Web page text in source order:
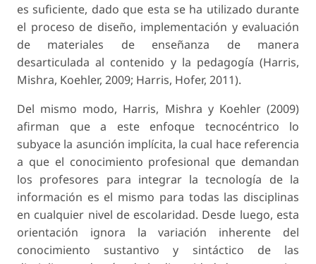
es suficiente, dado que esta se ha utilizado durante
el proceso de diseño, implementación y evaluación
de materiales de enseñanza de manera
desarticulada al contenido y la pedagogía (Harris,
Mishra, Koehler, 2009; Harris, Hofer, 2011).
Del mismo modo, Harris, Mishra y Koehler (2009)
afirman que a este enfoque tecnocéntrico lo
subyace la asunción implícita, la cual hace referencia
a que el conocimiento profesional que demandan
los profesores para integrar la tecnología de la
información es el mismo para todas las disciplinas
en cualquier nivel de escolaridad. Desde luego, esta
orientación ignora la variación inherente del
conocimiento sustantivo y sintáctico de las